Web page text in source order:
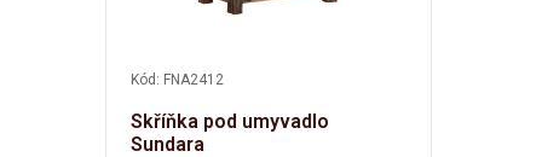
Kód: FNA2412
Skříňka pod umyvadlo
Sundara